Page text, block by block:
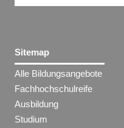
Sitemap
Alle Bildungsangebote
Fachhochschulreife
Ausbildung
Studium